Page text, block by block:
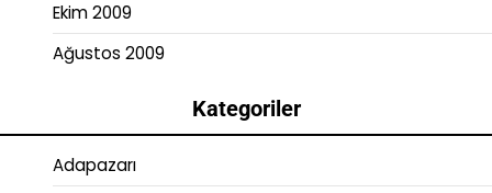
Ekim 2009
Ağustos 2009
Kategoriler
Adapazarı